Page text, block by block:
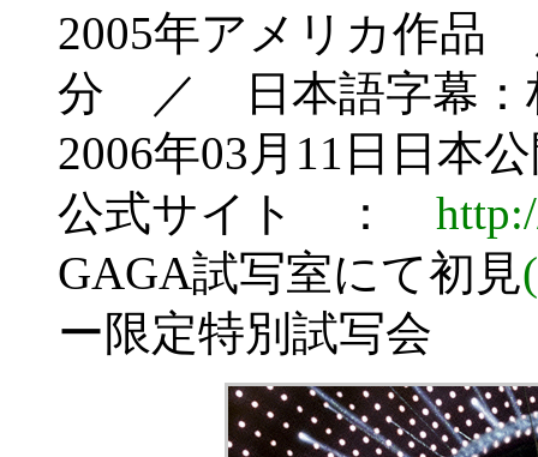
2005年アメリカ作
分 ／ 日本語字幕：
2006年03月11日日本
公式サイト ：
GAGA試写室にて初見
ー限定特別試写会